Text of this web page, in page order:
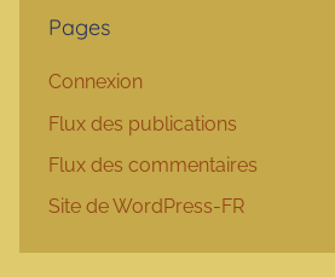
Pages
Connexion
Flux des publications
Flux des commentaires
Site de WordPress-FR